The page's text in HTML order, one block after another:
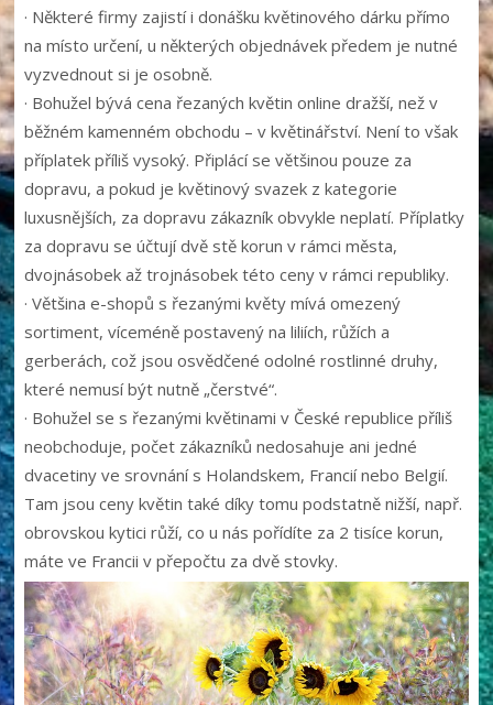
· Některé firmy zajistí i donášku květinového dárku přímo
na místo určení, u některých objednávek předem je nutné
vyzvednout si je osobně.
· Bohužel bývá cena řezaných květin online dražší, než v
běžném kamenném obchodu – v květinářství. Není to však
příplatek příliš vysoký. Připlácí se většinou pouze za
dopravu, a pokud je květinový svazek z kategorie
luxusnějších, za dopravu zákazník obvykle neplatí. Příplatky
za dopravu se účtují dvě stě korun v rámci města,
dvojnásobek až trojnásobek této ceny v rámci republiky.
· Většina e-shopů s řezanými květy mívá omezený
sortiment, víceméně postavený na liliích, růžích a
gerberách, což jsou osvědčené odolné rostlinné druhy,
které nemusí být nutně „čerstvé“.
· Bohužel se s řezanými květinami v České republice příliš
neobchoduje, počet zákazníků nedosahuje ani jedné
dvacetiny ve srovnání s Holandskem, Francií nebo Belgií.
Tam jsou ceny květin také díky tomu podstatně nižší, např.
obrovskou kytici růží, co u nás pořídíte za 2 tisíce korun,
máte ve Francii v přepočtu za dvě stovky.